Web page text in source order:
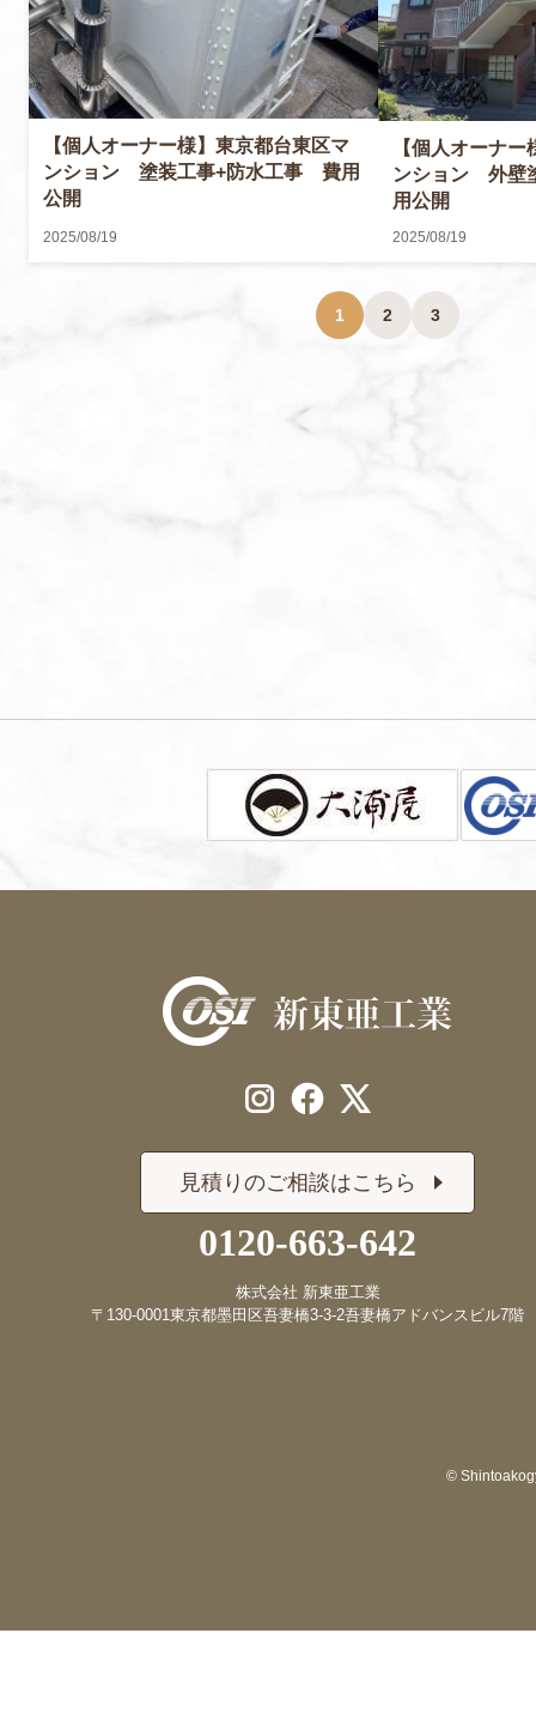
【個人オーナー様】東京都台東区マ
ンション 塗装工事+防水工事 費用
公開
2025/08/19
【個人オーナ
ンション 外壁
用公開
2025/08/19
1 2 3
見積りのご相談はこちら
0120-663-642
株式会社 新東亜工業
〒130-0001東京都墨田区吾妻橋3-3-2吾妻橋アドバンスビル7階
©